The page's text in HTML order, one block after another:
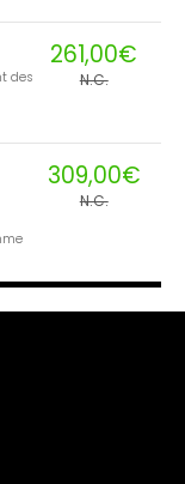
des
261,00€
N.C.
309,00€
N.C.